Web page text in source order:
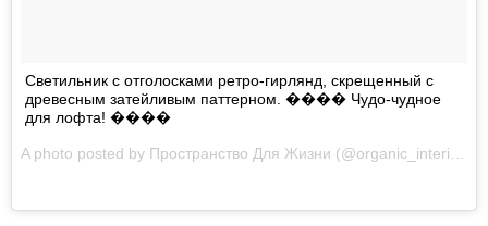
Светильник с отголосками ретро-гирлянд, скрещенный с
древесным затейливым паттерном. ���� Чудо-чудное
для лофта! ����